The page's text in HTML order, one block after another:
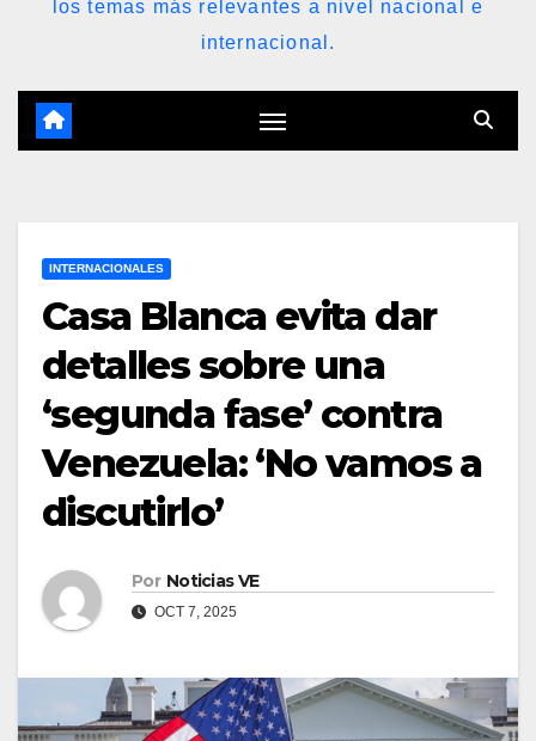
los temas más relevantes a nivel nacional e
internacional.
INTERNACIONALES
Casa Blanca evita dar
detalles sobre una
‘segunda fase’ contra
Venezuela: ‘No vamos a
discutirlo’
Por Noticias VE
OCT 7, 2025